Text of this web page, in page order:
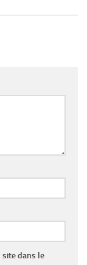
site dans le